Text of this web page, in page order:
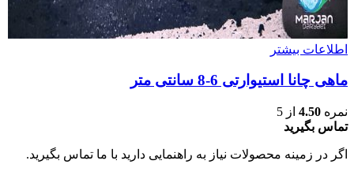
اطلاعات بیشتر
ماهی چانا استیوارتی 6-8 سانتی متر
نمره 4.50 از 5
تماس بگیرید
اگر در زمینه محصولات نیاز به راهنمایی دارید با ما تماس بگیرید.